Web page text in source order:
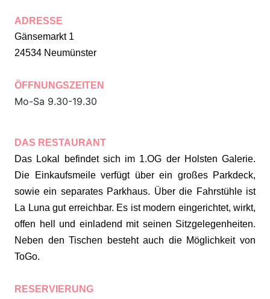
ADRESSE
Gänsemarkt 1
24534 Neumünster
ÖFFNUNGSZEITEN
Mo-Sa 9.30-19.30
DAS RESTAURANT
Das Lokal befindet sich im 1.OG der Holsten Galerie.
Die Einkaufsmeile verfügt über ein großes Parkdeck,
sowie ein separates Parkhaus. Über die Fahrstühle ist
La Luna gut erreichbar. Es ist modern eingerichtet, wirkt,
offen hell und einladend mit seinen Sitzgelegenheiten.
Neben den Tischen besteht auch die Möglichkeit von
ToGo.
RESERVIERUNG